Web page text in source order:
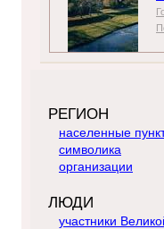
РЕГИОН
населенные
символика
организации
ЛЮДИ
участники